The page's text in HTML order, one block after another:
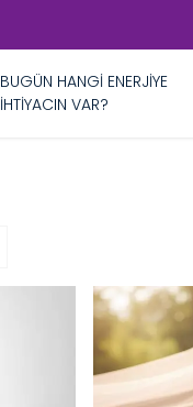
BUGÜN HANGİ ENERJİYE
İHTİYACIN VAR?